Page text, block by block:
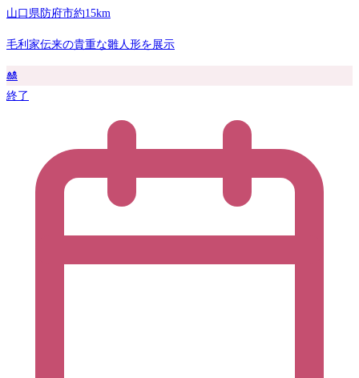
山口県防府市約15km
毛利家伝来の貴重な雛人形を展示
🎎
終了